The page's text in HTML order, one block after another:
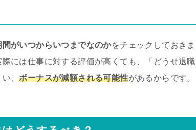
がいつからいつまでなのかをチェックしておきま
には仕事に対する評価が高くても、「どうせ退職
い、ボーナスが減額される可能性があるからです。